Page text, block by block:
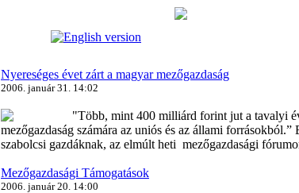
Nyereséges évet zárt a magyar mezőgazdaság
2006. január 31. 14:02
"Több, mint 400 milliárd forint jut a tavalyi
mezőgazdaság számára az uniós és az állami forrásokból.”
szabolcsi gazdáknak, az elmúlt heti mezőgazdasági
Mezőgazdasági Támogatások
2006. január 20. 14:00